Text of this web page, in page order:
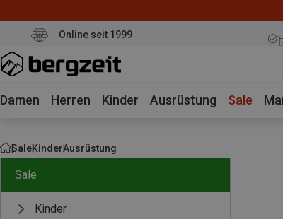
Online seit 1999
Damen Herren Kinder Ausrüstung Sale
SaleKinderAusrüstung
Sale
Kinder